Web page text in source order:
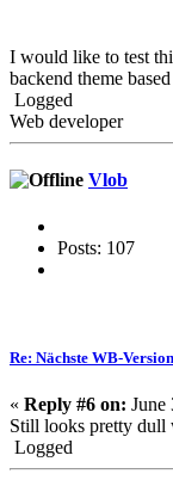
I would like to test
backend theme
Logged
Web developer
Vlob
Posts: 107
Re: Nächste WB-
« Reply #6 on: June
Still looks pretty dull
Logged